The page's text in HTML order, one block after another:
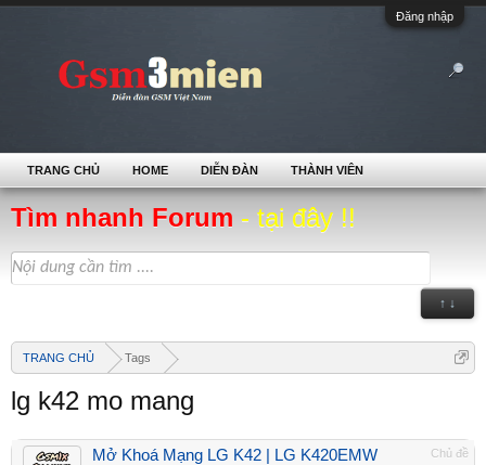
Đăng nhập
Tìm nhanh Forum - tại đây !!
↑ ↓
TRANG CHỦ Tags
lg k42 mo mang
Chủ đề
Mở Khoá Mạng LG K42 | LG K420EMW
TRANG CHỦ HOME DIỄN ĐÀN THÀNH VIÊN